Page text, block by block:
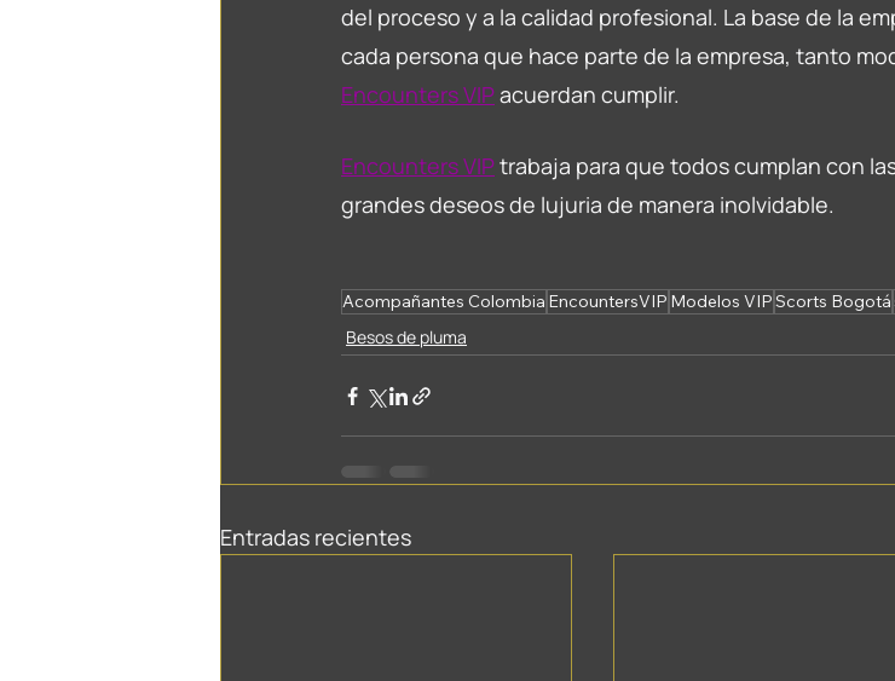
del proceso y a la calidad profesional. La base de la
cada persona que hace parte de la empresa, tanto
Encounters VIPacuerdan cumplir.
Encounters VIPtrabaja para que todos cumplan con
grandes deseos de lujuria de manera inolvidable.
Acompañantes Colombia EncountersVIP Modelos VIPScorts Bogotá
Besos de pluma
Entradas recientes